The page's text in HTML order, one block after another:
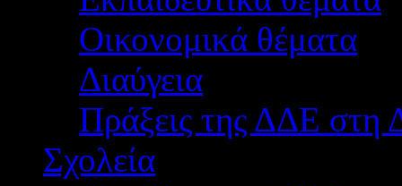
Οικονομικά θέματα
Διαύγεια
Πράξεις της ΔΔΕ στη
Σχολεία